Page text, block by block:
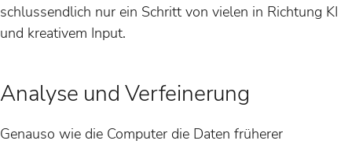
schlussendlich nur ein Schritt von vielen in Richtung KI
und kreativem Input.
Analyse und Verfeinerung
Genauso wie die Computer die Daten früherer